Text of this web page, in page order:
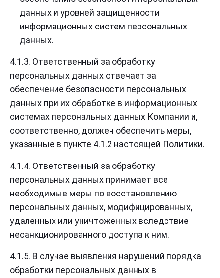
данных и уровней защищенности
информационных систем персональных
данных.
4.1.3. Ответственный за обработку
персональных данных отвечает за
обеспечение безопасности персональных
данных при их обработке в информационных
системах персональных данных Компании и,
соответственно, должен обеспечить меры,
указанные в пункте 4.1.2 настоящей Политики.
4.1.4. Ответственный за обработку
персональных данных принимает все
необходимые меры по восстановлению
персональных данных, модифицированных,
удаленных или уничтоженных вследствие
несанкционированного доступа к ним.
4.1.5. В случае выявления нарушений порядка
обработки персональных данных в